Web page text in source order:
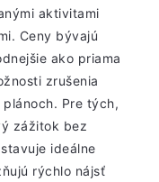
aktivitami
Ceny bývajú
ako priama
zrušenia
Pre tých,
zážitok bez
ideálne
rýchlo nájsť